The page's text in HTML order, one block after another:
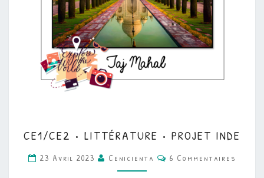
•
LITTÉRATURE
•
CE1/CE2 • LITTÉRATURE • PROJET INDE
23 Avril 2023 Cenicienta Commentaires
6 Commentaires